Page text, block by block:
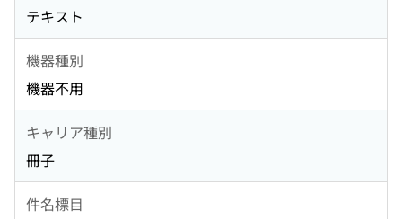
テキスト
機器種別
機器不用
キャリア種別
冊子
件名標目